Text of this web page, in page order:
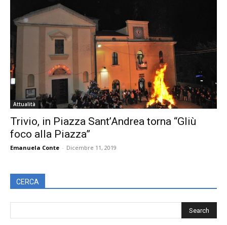
Attualità
Trivio, in Piazza Sant’Andrea torna “Gliù
foco alla Piazza”
Emanuela Conte - Dicembre 11, 2019
CERCA